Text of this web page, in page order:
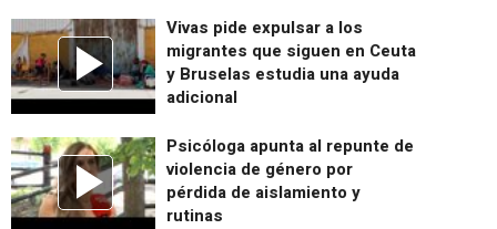
Vivas pide expulsar a los
migrantes que siguen en Ceuta
y Bruselas estudia una ayuda
adicional
Psicóloga apunta al repunte de
violencia de género por
pérdida de aislamiento y
rutinas